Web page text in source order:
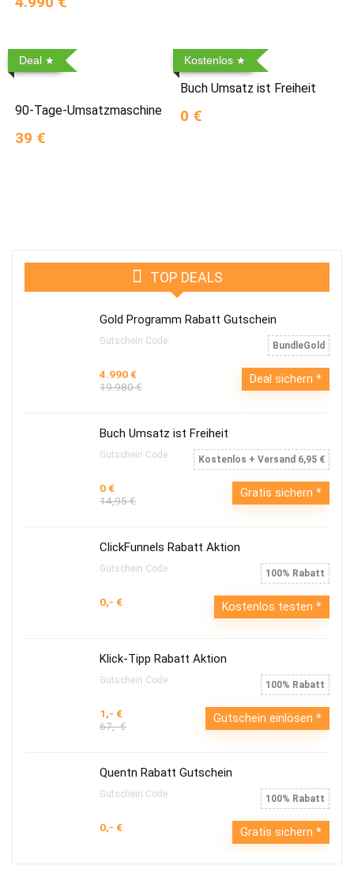
Deal
90-Tage-Umsatzmaschine
39 €
Kostenlos
Buch Umsatz ist Freiheit
0 €
TOP DEALS
Gold Programm Rabatt Gutschein
Gutschein Code: BundleGold
4.990 €
19.980 €
Deal sichern
Buch Umsatz ist Freiheit
Gutschein Code: Kostenlos + Versand 6,95 €
0 €
14,95 €
Gratis sichern
ClickFunnels Rabatt Aktion
Gutschein Code: 100% Rabatt
0,- € Kostenlos testen
Klick-Tipp Rabatt Aktion
Gutschein Code: 100% Rabatt
1,- €
67,- €
Gutschein einlösen
Quentn Rabatt Gutschein
Gutschein Code: 100% Rabatt
0,- € Gratis sichern